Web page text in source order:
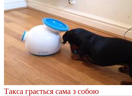
Такса грається сама з собою